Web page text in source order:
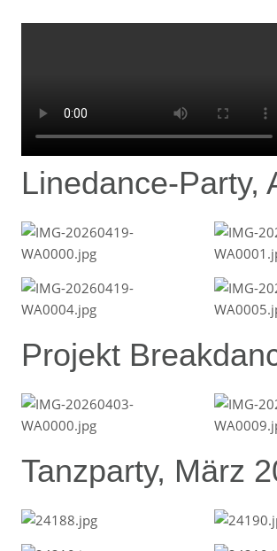
Linedance-Party,
Projekt
Tanzparty, März